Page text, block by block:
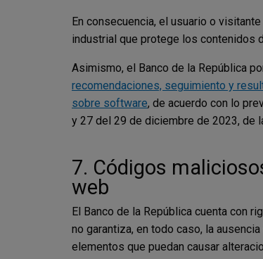
En consecuencia, el usuario o
industrial que protege los contenidos
Asimismo, el Banco de la República
recomendaciones, seguimiento y
sobre software, de acuerdo con lo
y 27 del 29 de diciembre de 2023, de
7. Códigos
web
El Banco de la República cuenta con
no garantiza, en todo caso, la
elementos que puedan causar